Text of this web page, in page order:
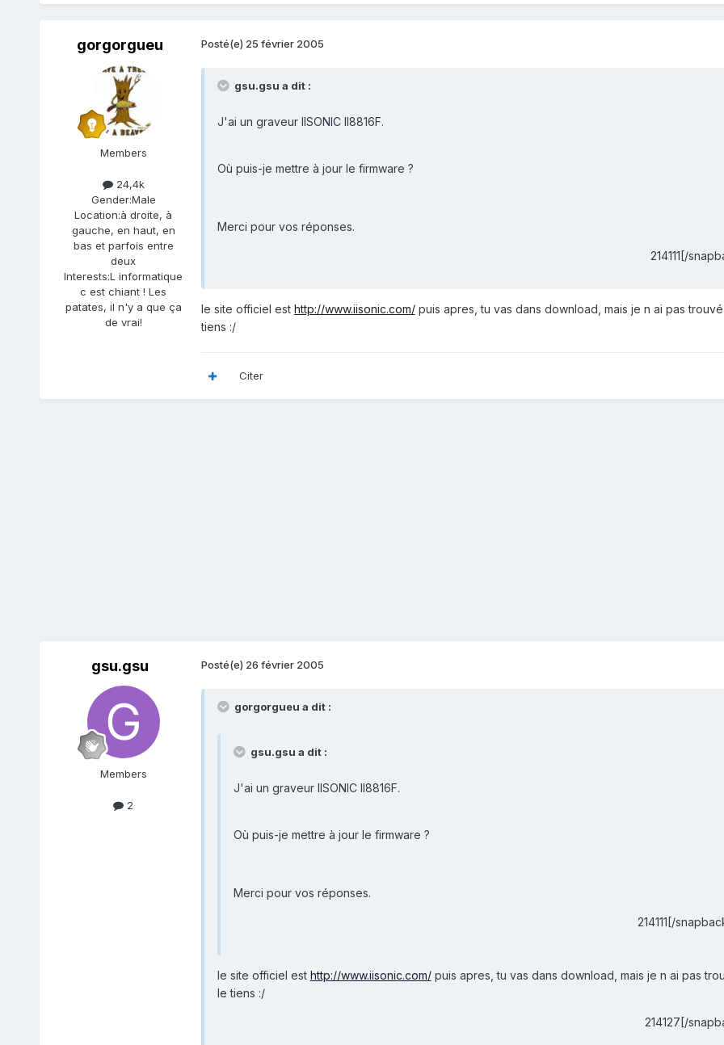
gorgorgueu
Members
24,4k
Gender:Male
Location:à droite, à
gauche, en haut, en
bas et parfois entre
deux
Interests:L informatique
c est chiant ! Les
patates, il n'y a que ça
de vrai!
Posté(e) 25 février 2005
gsu.gsu a dit :
J'ai un graveur IISONIC II8816F.
Où puis-je mettre à jour le firmware ?
Merci pour vos réponses.
214111[/
le site officiel est http://www.iisonic.com/puis apres, tu vas dans download, mais je n ai pas
tiens :/
Citer
gsu.gsu
Members
2
Posté(e) 26 février 2005
gorgorgueu a dit :
gsu.gsu a dit :
J'ai un graveur IISONIC II8816F.
Où puis-je mettre à jour le firmware ?
Merci pour vos réponses.
214111[/
le site officiel est http://www.iisonic.com/puis apres, tu vas dans download, mais je n ai pas
le tiens :/
214127[/